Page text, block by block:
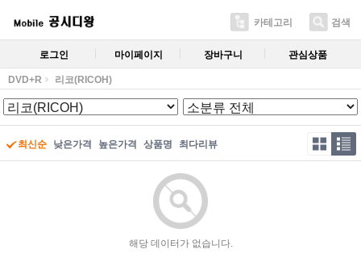
카테고리 검색
로그인 마이페이지 장바구니 관심상품
DVD+R 리코(RICOH)
최신순 낮은가격 높은가격 상품명 최다리뷰
해당 데이터가 없습니다.